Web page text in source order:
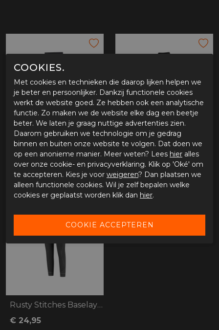
Rusty Stitches Merino Baselayer 200
€ 84,95
€ 94,95
Rusty Stitches Baselayer Legging
€ 24,95
COOKIES.
Met cookies en technieken die daarop lijken helpen we
je beter en persoonlijker. Dankzij functionele cookies
werkt de website goed. Ze hebben ook een analytische
functie. Zo maken we de website elke dag een beetje
beter. We laten je graag nuttige advertenties zien.
Daarom gebruiken we technologie om je gedrag
binnen en buiten onze website te volgen. Dat doen we
op een anonieme manier. Meer weten? Lees hier alles
over onze cookie- en privacyverklaring. Klik op 'Oké' om
te accepteren. Kies je voor weigeren? Dan plaatsen we
alleen functionele cookies. Wil je zelf bepalen welke
cookies er geplaatst worden klik dan hier.